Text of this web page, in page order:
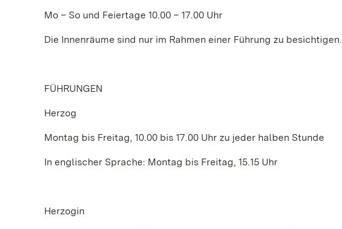
Mo – So und Feiertage 10.00 – 17.00 Uhr
Die Innenräume sind nur im Rahmen einer Führung zu besichtigen.
FÜHRUNGEN
Herzog
Montag bis Freitag, 10.00 bis 17.00 Uhr zu jeder halben Stunde
In englischer Sprache: Montag bis Freitag, 15.15 Uhr
Herzogin